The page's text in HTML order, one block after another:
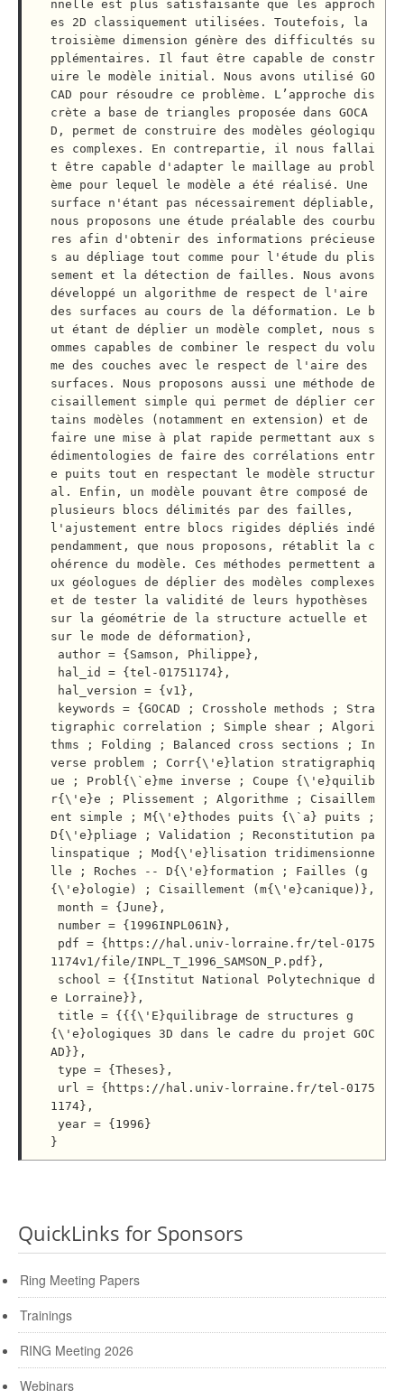
nnelle est plus satisfaisante que les approch
es 2D classiquement utilisées. Toutefois, la
troisième dimension génère des difficultés su
pplémentaires. Il faut être capable de constr
uire le modèle initial. Nous avons utilisé GO
CAD pour résoudre ce problème. L’approche dis
crète a base de triangles proposée dans GOCA
D, permet de construire des modèles géologiqu
es complexes. En contrepartie, il nous fallai
t être capable d'adapter le maillage au probl
ème pour lequel le modèle a été réalisé. Une
surface n'étant pas nécessairement dépliable,
nous proposons une étude préalable des courbu
res afin d'obtenir des informations précieuse
s au dépliage tout comme pour l'étude du plis
sement et la détection de failles. Nous avons
développé un algorithme de respect de l'aire
des surfaces au cours de la déformation. Le b
ut étant de déplier un modèle complet, nous s
ommes capables de combiner le respect du volu
me des couches avec le respect de l'aire des
surfaces. Nous proposons aussi une méthode de
cisaillement simple qui permet de déplier cer
tains modèles (notamment en extension) et de
faire une mise à plat rapide permettant aux s
édimentologies de faire des corrélations entr
e puits tout en respectant le modèle structur
al. Enfin, un modèle pouvant être composé de
plusieurs blocs délimités par des failles,
l'ajustement entre blocs rigides dépliés indé
pendamment, que nous proposons, rétablit la c
ohérence du modèle. Ces méthodes permettent a
ux géologues de déplier des modèles complexes
et de tester la validité de leurs hypothèses
sur la géométrie de la structure actuelle et
sur le mode de déformation},
tigraphic correlation ; Simple shear ; Algori
thms ; Folding ; Balanced cross sections ; In
verse problem ; Corr{\'e}lation stratigraphiq
ue ; Probl{\`e}me inverse ; Coupe {\'e}quilib
r{\'e}e ; Plissement ; Algorithme ; Cisaillem
ent simple ; M{\'e}thodes puits {\`a} puits ;
D{\'e}pliage ; Validation ; Reconstitution pa
linspatique ; Mod{\'e}lisation tridimensionne
lle ; Roches -- D{\'e}formation ; Failles (g
{\'e}ologie) ; Cisaillement (m{\'e}canique)},
1174v1/file/INPL_T_1996_SAMSON_P.pdf},
e Lorraine}},
{\'e}ologiques 3D dans le cadre du projet GOC
AD}},
1174},
QuickLinks for Sponsors
Ring Meeting Papers
Trainings
RING Meeting 2026
Webinars